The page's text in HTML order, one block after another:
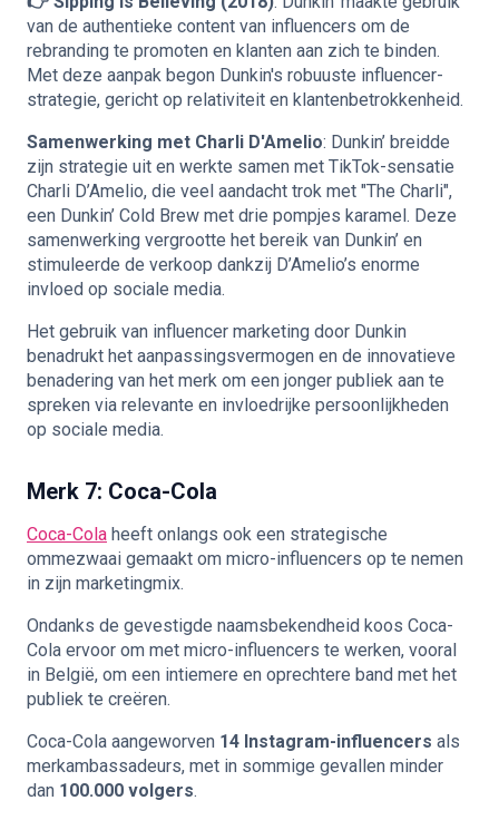
van de authentieke content van influencers om de
rebranding te promoten en klanten aan zich te binden.
Met deze aanpak begon Dunkin's robuuste influencer-
strategie, gericht op relativiteit en klantenbetrokkenheid.
Samenwerking met Charli D'Amelio: Dunkin’ breidde
zijn strategie uit en werkte samen met TikTok-sensatie
Charli D’Amelio, die veel aandacht trok met "The Charli",
een Dunkin’ Cold Brew met drie pompjes karamel. Deze
samenwerking vergrootte het bereik van Dunkin’ en
stimuleerde de verkoop dankzij D’Amelio’s enorme
invloed op sociale media.
Het gebruik van influencer marketing door Dunkin
benadrukt het aanpassingsvermogen en de innovatieve
benadering van het merk om een jonger publiek aan te
spreken via relevante en invloedrijke persoonlijkheden
op sociale media.
Merk 7: Coca-Cola
Coca-Cola heeft onlangs ook een strategische
ommezwaai gemaakt om micro-influencers op te nemen
in zijn marketingmix.
Ondanks de gevestigde naamsbekendheid koos Coca-
Cola ervoor om met micro-influencers te werken, vooral
in België, om een intiemere en oprechtere band met het
publiek te creëren.
Coca-Cola aangeworven 14 Instagram-influencers als
merkambassadeurs, met in sommige gevallen minder
dan 100.000 volgers.